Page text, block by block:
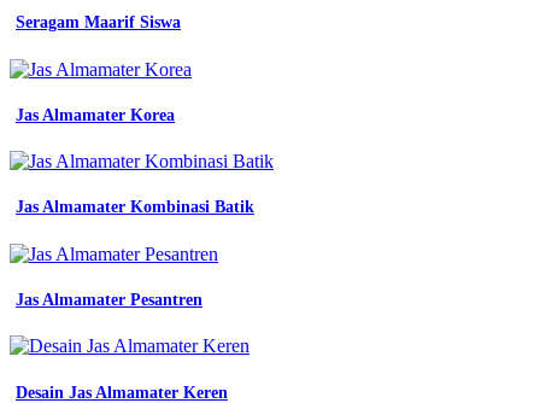
towa
seragam
bkk
no
1
murah
di
bandung
jakarta
seragam
sekolah
kantor
Seragam Maarif Siswa
Jas Almamater Korea
Jas Almamater Kombinasi Batik
Jas Almamater Pesantren
Desain Jas Almamater Keren